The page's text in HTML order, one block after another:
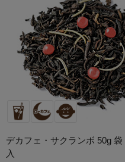
デカフェ・サクランボ 50g 袋
入